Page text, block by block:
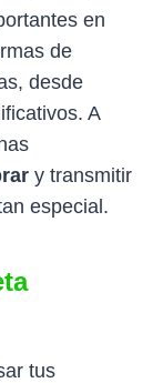
en
de
desde
A
y transmitir
especial.
tus